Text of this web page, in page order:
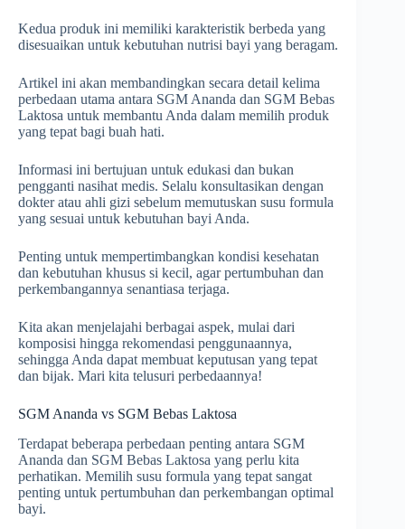
Kedua produk ini memiliki karakteristik berbeda yang
disesuaikan untuk kebutuhan nutrisi bayi yang beragam.
Artikel ini akan membandingkan secara detail kelima
perbedaan utama antara SGM Ananda dan SGM Bebas
Laktosa untuk membantu Anda dalam memilih produk
yang tepat bagi buah hati.
Informasi ini bertujuan untuk edukasi dan bukan
pengganti nasihat medis. Selalu konsultasikan dengan
dokter atau ahli gizi sebelum memutuskan susu formula
yang sesuai untuk kebutuhan bayi Anda.
Penting untuk mempertimbangkan kondisi kesehatan
dan kebutuhan khusus si kecil, agar pertumbuhan dan
perkembangannya senantiasa terjaga.
Kita akan menjelajahi berbagai aspek, mulai dari
komposisi hingga rekomendasi penggunaannya,
sehingga Anda dapat membuat keputusan yang tepat
dan bijak. Mari kita telusuri perbedaannya!
SGM Ananda vs SGM Bebas Laktosa
Terdapat beberapa perbedaan penting antara SGM
Ananda dan SGM Bebas Laktosa yang perlu kita
perhatikan. Memilih susu formula yang tepat sangat
penting untuk pertumbuhan dan perkembangan optimal
bayi.